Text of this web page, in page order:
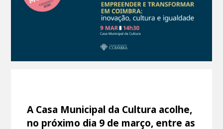
A Casa Municipal da Cultura acolhe,
no próximo dia 9 de março, entre as